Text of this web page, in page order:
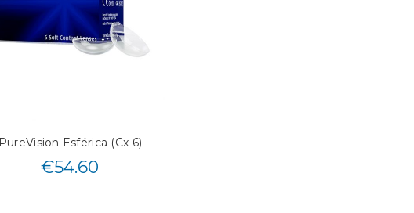
PureVision Esférica (Cx 6)
€54.60